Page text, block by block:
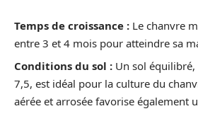
Temps de croissance : Le chanvre
entre 3 et 4 mois pour atteindre sa
Conditions du sol : Un sol
7,5, est idéal pour la culture du
aérée et arrosée favorise également